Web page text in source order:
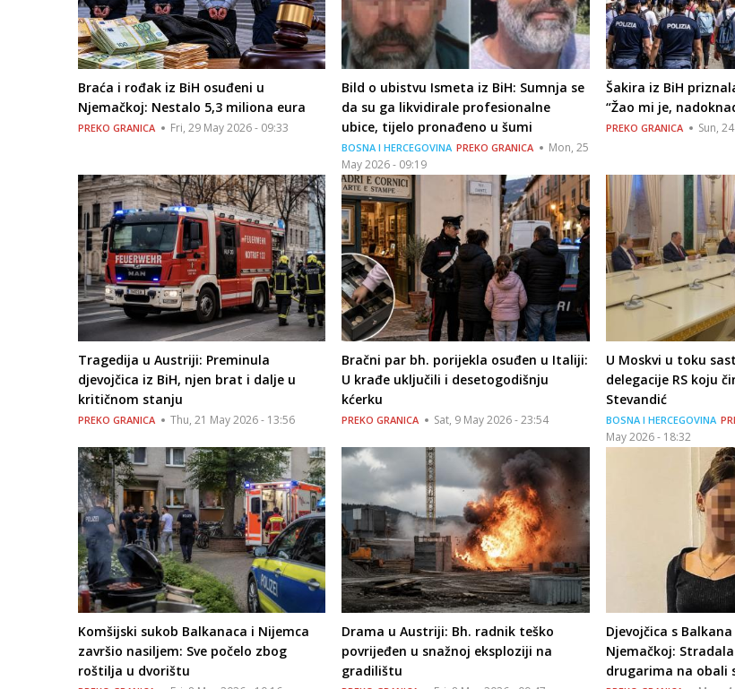
Braća i rođak iz BiH osuđeni u
Njemačkoj: Nestalo 5,3 miliona eura
PREKO GRANICA Fri, 29 May 2026 - 09:33
Bild o ubistvu Ismeta iz BiH: Sumnja se
da su ga likvidirale profesionalne
ubice, tijelo pronađeno u šumi
BOSNA I HERCEGOVINA PREKO GRANICA
Mon, 25
May 2026 - 09:19
Šakira iz BiH
“Žao mi je,
PREKO GRANICA Sun,
Tragedija u Austriji: Preminula
djevojčica iz BiH, njen brat i dalje u
kritičnom stanju
PREKO GRANICA Thu, 21 May 2026 - 13:56
Bračni par bh. porijekla osuđen u Italiji:
U krađe uključili i desetogodišnju
kćerku
PREKO GRANICA Sat, 9 May 2026 - 23:54
U Moskvi u toku
delegacije RS koju
Stevandić
BOSNA I HERCEGOVINA
May 2026 - 18:32
Komšijski sukob Balkanaca i Nijemca
završio nasiljem: Sve počelo zbog
roštilja u dvorištu
Drama u Austriji: Bh. radnik teško
povrijeđen u snažnoj eksploziji na
gradilištu
Djevojčica s
Njemačkoj:
drugarima na obali